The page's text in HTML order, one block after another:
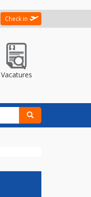
Check in
Vacatures